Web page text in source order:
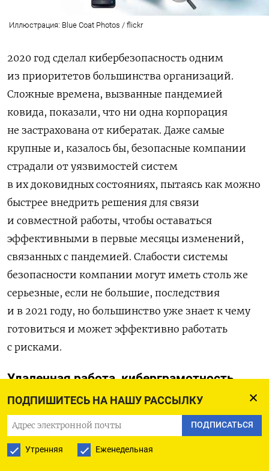
ПОДПИШИТЕСЬ НА НАШУ РАССЫЛКУ
ПОДПИСАТЬСЯ
Утренняя Еженедельная
Иллюстрация: Blue Coat Photos / flickr
2020 год сделал кибербезопасность одним
из приоритетов большинства организаций.
Сложные времена, вызванные пандемией
ковида, показали, что ни одна корпорация
не застрахована от кибератак. Даже самые
крупные и, казалось бы, безопасные компании
страдали от уязвимостей систем
в их доковидных состояниях, пытаясь как можно
быстрее внедрить решения для связи
и совместной работы, чтобы оставаться
эффективными в первые месяцы изменений,
связанных с пандемией. Слабости системы
безопасности компании могут иметь столь же
серьезные, если не большие, последствия
и в 2021 году, но большинство уже знает к чему
готовиться и может эффективно работать
с рисками.
Удаленная работа, киберграмотность
Большинство компаний постепенно привыкает
к удаленному или гибридному формату работы.
Некоторые из них говорят, что готовы перевести
часть отделов на постоянную удаленку. В первую